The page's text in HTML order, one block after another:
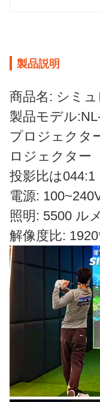
製品説明
商品名: シミ
製品モデル
プロジェクタ
ロジェクター
投影比は044:1
電源:
照明: 5500 ル
解像度比: